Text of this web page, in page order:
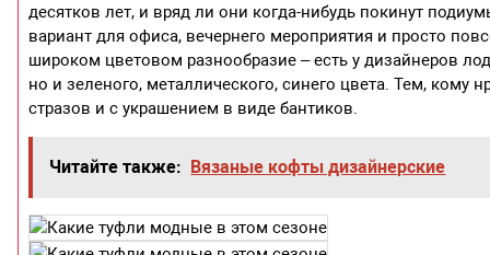
десятков лет, и вряд ли они когда-нибудь покинут
вариант для офиса, вечернего мероприятия и просто
широком цветовом разнообразие – есть у дизайнеров
но и зеленого, металлического, синего цвета. Тем,
стразов и с украшением в виде бантиков.
Читайте также: Вязаные кофты дизайнерские